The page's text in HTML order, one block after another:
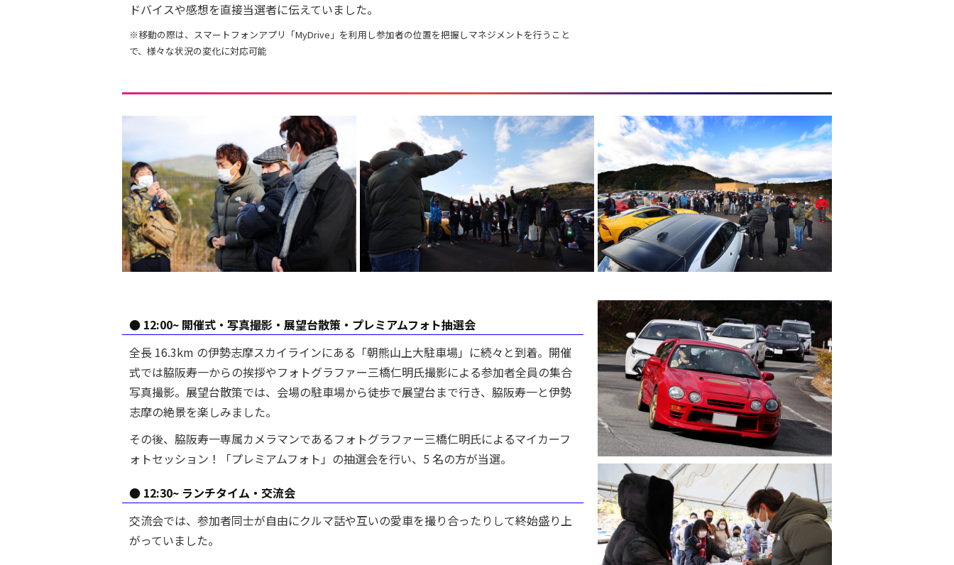
ドバイスや感想を直接当選者に伝えていました。
※移動の際は、スマートフォンアプリ「MyDrive」を利用し参加者の位置を把握しマネジメントを行うこと
で、様々な状況の変化に対応可能
● 12:00~ 開催式・写真撮影・展望台散策・プレミアムフォト抽選会
全長 16.3km の伊勢志摩スカイラインにある「朝熊山上大駐車場」に続々と到着。開催
式では脇阪寿一からの挨拶やフォトグラファー三橋仁明氏撮影による参加者全員の集合
写真撮影。展望台散策では、会場の駐車場から徒歩で展望台まで行き、脇阪寿一と伊勢
志摩の絶景を楽しみました。
その後、脇阪寿一専属カメラマンであるフォトグラファー三橋仁明氏によるマイカーフ
ォトセッション！「プレミアムフォト」の抽選会を行い、5 名の方が当選。
● 12:30~ ランチタイム・交流会
交流会では、参加者同士が自由にクルマ話や互いの愛車を撮り合ったりして終始盛り上
がっていました。